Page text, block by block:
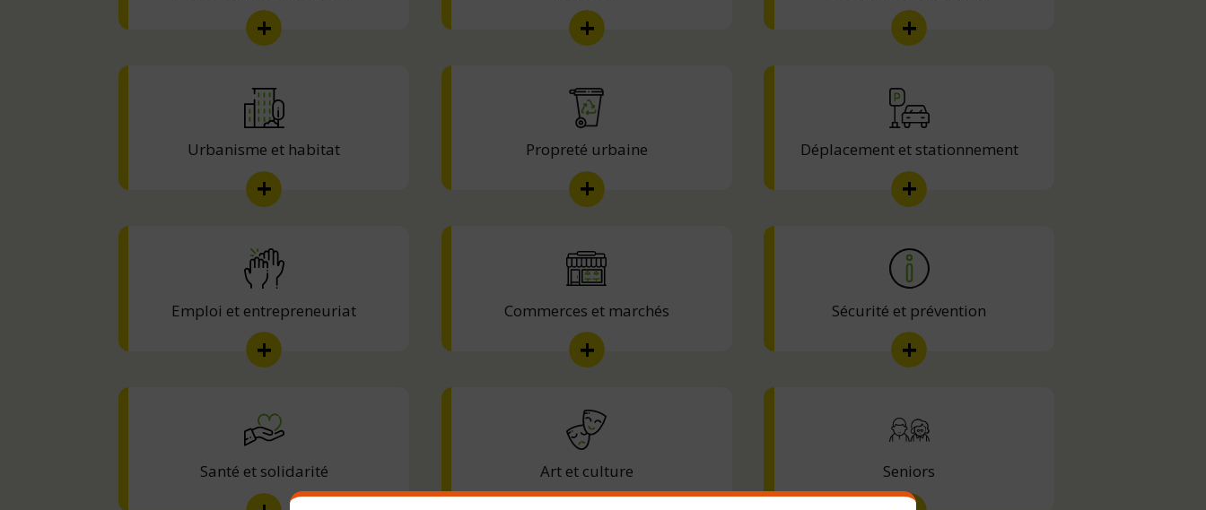
Urbanisme et habitat Propreté urbaine Déplacement et stationnement
Emploi et entrepreneuriat Commerces et marchés Sécurité et prévention
Santé et solidarité Art et culture Seniors